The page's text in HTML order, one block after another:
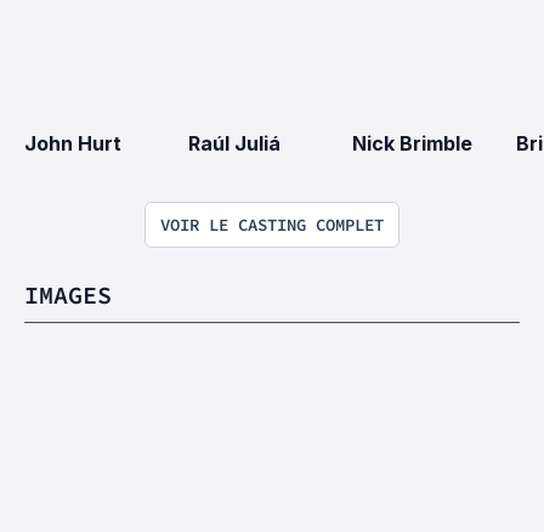
John Hurt Raúl Juliá Nick Brimble
VOIR LE CASTING COMPLET
IMAGES